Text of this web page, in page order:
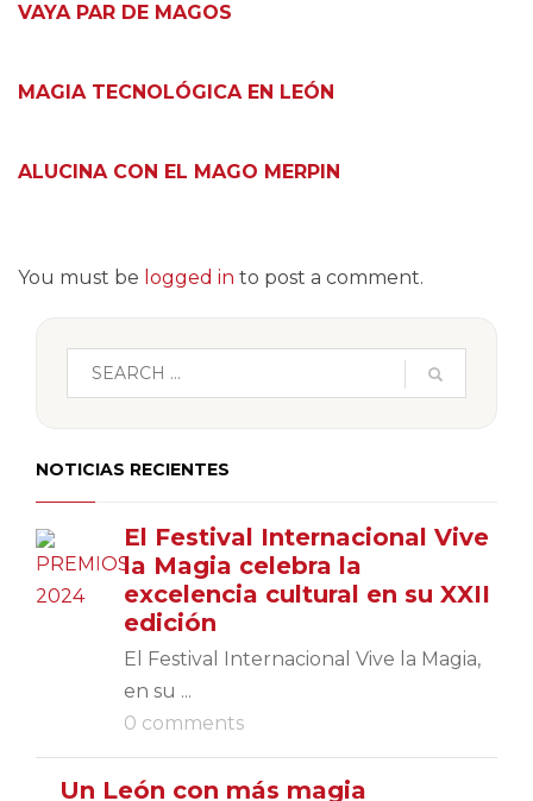
VAYA PAR DE MAGOS
MAGIA TECNOLÓGICA EN LEÓN
ALUCINA CON EL MAGO MERPIN
You must be logged in to post a comment.
NOTICIAS RECIENTES
El Festival Internacional Vive
la Magia celebra la
excelencia cultural en su XXII
edición
El Festival Internacional Vive la Magia,
en su ...
0 comments
Un León con más magia